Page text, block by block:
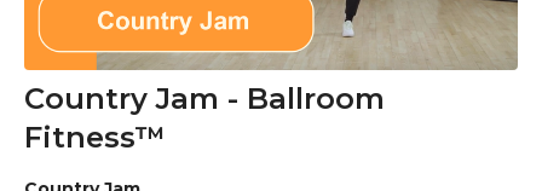
Country Jam - Ballroom
Fitness™